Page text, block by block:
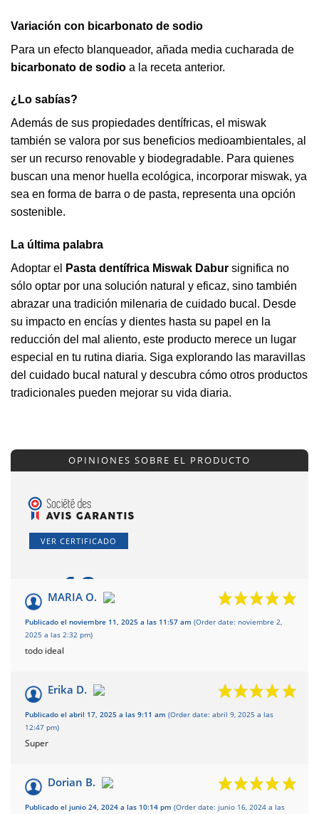
Variación con bicarbonato de sodio
Para un efecto blanqueador, añada media cucharada de
bicarbonato de sodio a la receta anterior.
¿Lo sabías?
Además de sus propiedades dentífricas, el miswak
también se valora por sus beneficios medioambientales, al
ser un recurso renovable y biodegradable. Para quienes
buscan una menor huella ecológica, incorporar miswak, ya
sea en forma de barra o de pasta, representa una opción
sostenible.
La última palabra
Adoptar el
Pasta dentífrica Miswak Dabur significa no
sólo optar por una solución natural y eficaz, sino también
abrazar una tradición milenaria de cuidado bucal. Desde
su impacto en encías y dientes hasta su papel en la
reducción del mal aliento, este producto merece un lugar
especial en tu rutina diaria. Siga explorando las maravillas
del cuidado bucal natural y descubra cómo otros productos
tradicionales pueden mejorar su vida diaria.
OPINIONES SOBRE EL PRODUCTO
VER CERTIFICADO
10 /10
Basado en 3
opiniones
MARIA O.
Publicado el noviembre 11, 2025 a las 11:57 am (Order date: noviembre 2,
2025 a las 2:32 pm)
todo ideal
Erika D.
Publicado el abril 17, 2025 a las 9:11 am (Order date: abril 9, 2025 a las
12:47 pm)
Super
Dorian B.
Publicado el junio 24, 2024 a las 10:14 pm (Order date: junio 16, 2024 a las